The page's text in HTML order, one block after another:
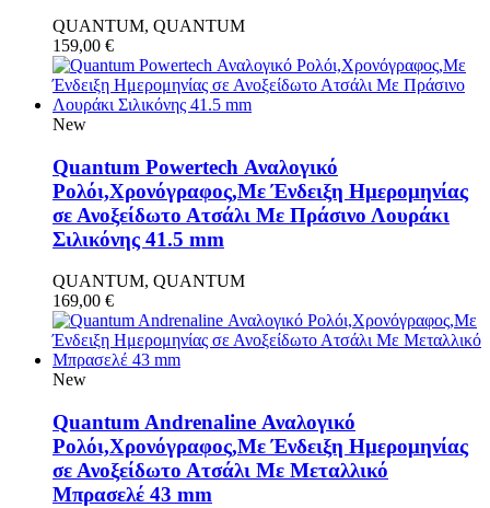
QUANTUM, QUANTUM
159,00 €
New
Quantum Powertech Αναλογικό
Ρολόι,Χρονόγραφος,Με Ένδειξη Ημερομηνίας
σε Ανοξείδωτο Ατσάλι Με Πράσινο Λουράκι
Σιλικόνης 41.5 mm
QUANTUM, QUANTUM
169,00 €
New
Quantum Andrenaline Αναλογικό
Ρολόι,Χρονόγραφος,Με Ένδειξη Ημερομηνίας
σε Ανοξείδωτο Ατσάλι Με Μεταλλικό
Μπρασελέ 43 mm